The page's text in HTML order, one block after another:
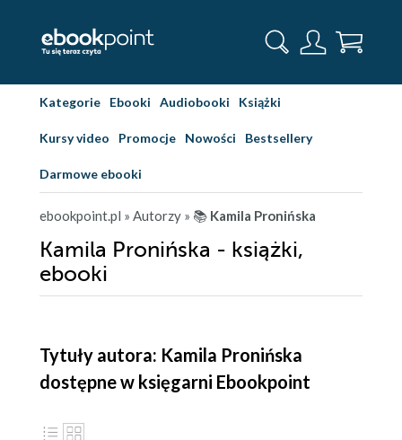
Kategorie Ebooki Audiobooki Książki
Kursy video Promocje Nowości Bestsellery
Darmowe ebooki
ebookpoint.pl » Autorzy » 📚 Kamila Pronińska
Kamila Pronińska - książki,
ebooki
Tytuły autora: Kamila Pronińska
dostępne w księgarni Ebookpoint